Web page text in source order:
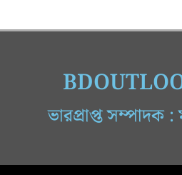
ভারপ্রাপ্ত সম্পাদক :